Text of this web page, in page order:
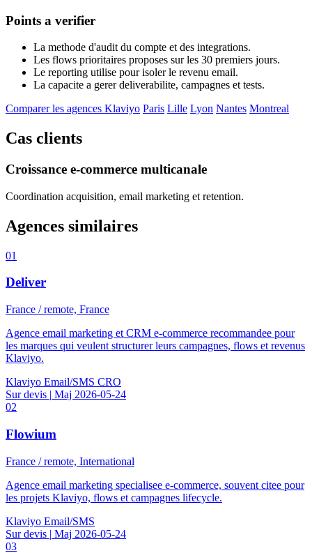
Points a verifier
La methode d'audit du compte et des integrations.
Les flows prioritaires proposes sur les 30 premiers jours.
Le reporting utilise pour isoler le revenu email.
La capacite a gerer deliverabilite, campagnes et tests.
Comparer les agences Klaviyo Paris Lille Lyon Nantes Montreal
Cas clients
Croissance e-commerce multicanale
Coordination acquisition, email marketing et retention.
Agences similaires
01
Deliver
France / remote, France
Agence email marketing et CRM e-commerce recommandee pour
les marques qui veulent structurer leurs campagnes, flows et revenus
Klaviyo.
Klaviyo Email/SMS CRO
Sur devis | Maj 2026-05-24
02
Flowium
France / remote, International
Agence email marketing specialisee e-commerce, souvent citee pour
les projets Klaviyo, flows et campagnes lifecycle.
Klaviyo Email/SMS
Sur devis | Maj 2026-05-24
03